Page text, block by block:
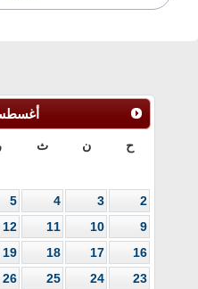
ح ن ث ر
2
3
4
5
9
10
11
12
16
17
18
19
23
24
25
26